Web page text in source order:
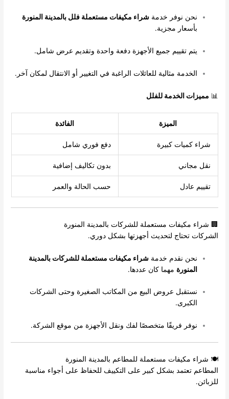
نحن نوفر خدمةشراء مكيفات مستعملة فلل بالمدينة المنورة
بأسعار مجزية.
يتم تقييم جميع الأجهزة دفعة واحدة وتقديم عرض شامل.
الخدمة مثالية للعائلات الراغبة في التغيير أو الانتقال لمكان آخر.
📊 مميزات الخدمة للفلل
الميزة الفائدة
شراء كميات كبيرة دفع فوري شامل
نقل مجاني بدون تكاليف إضافية
تقييم عادل حسب الحالة والعمر
🏢 شراء مكيفات مستعملة للشركات بالمدينة المنورة
الشركات تحتاج لتحديث أجهزتها بشكل دوري.
نحن نقدم خدمةشراء مكيفات مستعملة للشركات بالمدينة
المنورة مهما كان عددها.
نستقبل عروض البيع من المكاتب الصغيرة وحتى الشركات
الكبرى.
نوفر فريقًا متخصصًا لفك ونقل الأجهزة من موقع الشركة.
🍽️ شراء مكيفات مستعملة للمطاعم بالمدينة المنورة
المطاعم تعتمد بشكل كبير على التكييف للحفاظ على أجواء مناسبة
للزبائن.